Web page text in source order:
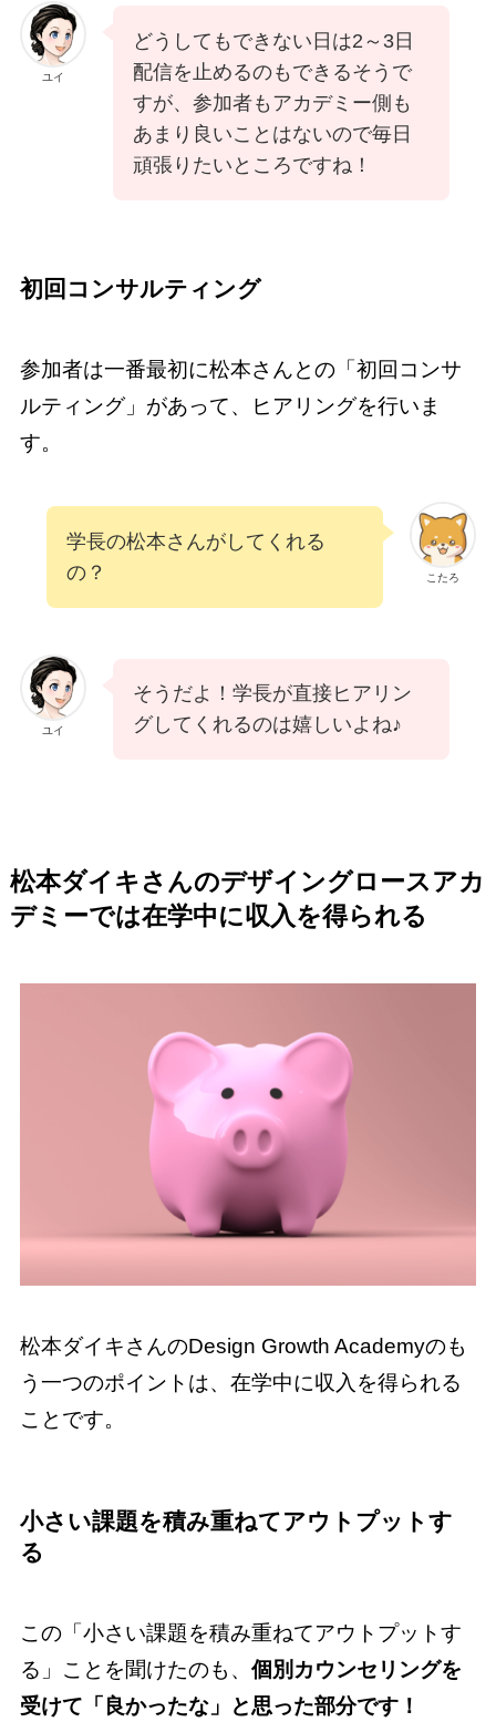
ユイ
どうしてもできない日は2～3日
配信を止めるのもできるそうで
すが、参加者もアカデミー側も
あまり良いことはないので毎日
頑張りたいところですね！
初回コンサルティング
参加者は一番最初に松本さんとの「初回コンサ
ルティング」があって、ヒアリングを行いま
す。
こたろ
学長の松本さんがしてくれる
の？
ユイ
そうだよ！学長が直接ヒアリン
グしてくれるのは嬉しいよね♪
松本ダイキさんのデザイングロースアカ
デミーでは在学中に収入を得られる
松本ダイキさんのDesign Growth Academyのも
う一つのポイントは、在学中に収入を得られる
ことです。
小さい課題を積み重ねてアウトプットす
る
この「小さい課題を積み重ねてアウトプットす
る」ことを聞けたのも、 個別カウンセリングを
受けて「良かったな」と思った部分です！